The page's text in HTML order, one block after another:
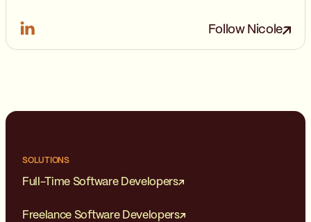
Follow Nicole
SOLUTIONS
Full-Time Software Developers
Freelance Software Developers